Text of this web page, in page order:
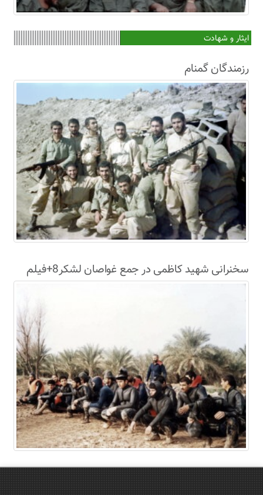
ایثار و شهادت
رزمندگان گمنام
سخنرانی شهید کاظمی در جمع غواصان لشکر8+فیلم